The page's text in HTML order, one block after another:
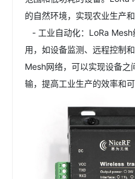
的自然环境，实现农业生产
- 工业自动化：LoRa Mesh
用，如设备监测、远程控制
Mesh网络，可以实现设备之
输，提高工业生产的效率和可